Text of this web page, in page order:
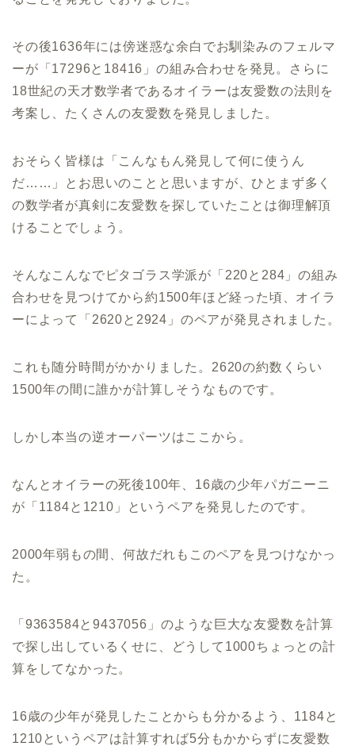
その後1636年には傍迷惑な余白でお馴染みのフェルマ
ーが「17296と18416」の組み合わせを発見。さらに
18世紀の天才数学者であるオイラーは友愛数の法則を
考案し、たくさんの友愛数を発見しました。
おそらく皆様は「こんなもん発見して何に使うん
だ……」とお思いのことと思いますが、ひとまず多く
の数学者が真剣に友愛数を探していたことは御理解頂
けることでしょう。
そんなこんなでピタゴラス学派が「220と284」の組み
合わせを見つけてから約1500年ほど経った頃、オイラ
ーによって「2620と2924」のペアが発見されました。
これも随分時間がかかりました。2620の約数くらい
1500年の間に誰かが計算しそうなものです。
しかし本当の逆オーパーツはここから。
なんとオイラーの死後100年、16歳の少年パガニーニ
が「1184と1210」というペアを発見したのです。
2000年弱もの間、何故だれもこのペアを見つけなかっ
た。
「9363584と9437056」のような巨大な友愛数を計算
で探し出しているくせに、どうして1000ちょっとの計
算をしてなかった。
16歳の少年が発見したことからも分かるよう、1184と
1210というペアは計算すれば5分もかからずに友愛数